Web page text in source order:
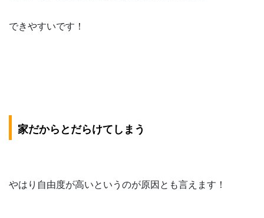
できやすいです！
家だからとだらけてしまう
やはり自由度が高いというのが原因とも言えます！